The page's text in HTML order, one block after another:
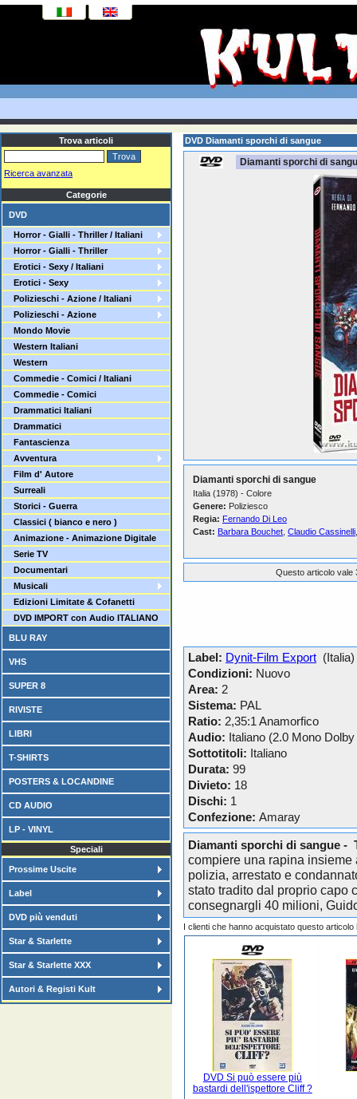
Trova articoli
Ricerca avanzata
Categorie
DVD
Horror - Gialli - Thriller / Italiani
Horror - Gialli - Thriller
Erotici - Sexy / Italiani
Erotici - Sexy
Polizieschi - Azione / Italiani
Polizieschi - Azione
Mondo Movie
Western Italiani
Western
Commedie - Comici / Italiani
Commedie - Comici
Drammatici Italiani
Drammatici
Fantascienza
Avventura
Film d' Autore
Surreali
Storici - Guerra
Classici ( bianco e nero )
Animazione - Animazione Digitale
Serie TV
Documentari
Musicali
Edizioni Limitate & Cofanetti
DVD IMPORT con Audio ITALIANO
BLU RAY
VHS
SUPER 8
RIVISTE
LIBRI
T-SHIRTS
POSTERS & LOCANDINE
CD AUDIO
LP - VINYL
Speciali
Prossime Uscite
Label
DVD più venduti
Star & Starlette
Star & Starlette XXX
Autori & Registi Kult
DVD Diamanti sporchi di sangue
Diamanti sporchi di
Diamanti sporchi di sangue
Italia (1978) - Colore
Genere: Poliziesco
Regia: Fernando Di Leo
Cast: Barbara Bouchet Claudio Cassinelli
Questo articolo vale
Label: Dynit-Film Export (Italia)
Condizioni: Nuovo
Area: 2
Sistema: PAL
Ratio: 2,35:1 Anamorfico
Audio: Italiano (2.0 Mono
Sottotitoli: Italiano
Durata: 99
Divieto: 18
Dischi: 1
Confezione: Amaray
Diamanti sporchi di sangue -
compiere una rapina
polizia, arrestato e
stato tradito dal proprio capo
consegnargli 40 milioni,
I clienti che hanno acquistato questo
DVD Si può essere più
bastardi dell'ispettore Cliff ?